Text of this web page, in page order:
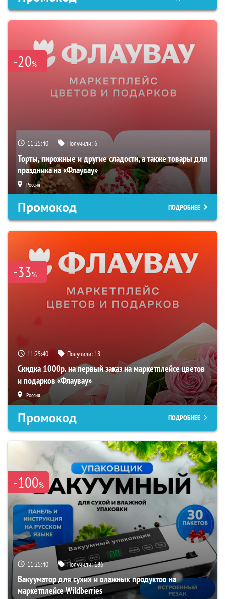
-20%
11:25:39 Получили:6
Торты, пирожные и другие сладости, а также товары для
праздника на «Флаувау»
Россия
Промокод ПОДРОБНЕЕ
-33%
11:25:39 Получили: 18
Скидка 1000р. на первый заказ на маркетплейсе цветов
и подарков «Флаувау»
Россия
Промокод ПОДРОБНЕЕ
-100%
11:25:39 Получили:186
Вакууматор для сухих и влажных продуктов на
маркетплейсе Wildberries